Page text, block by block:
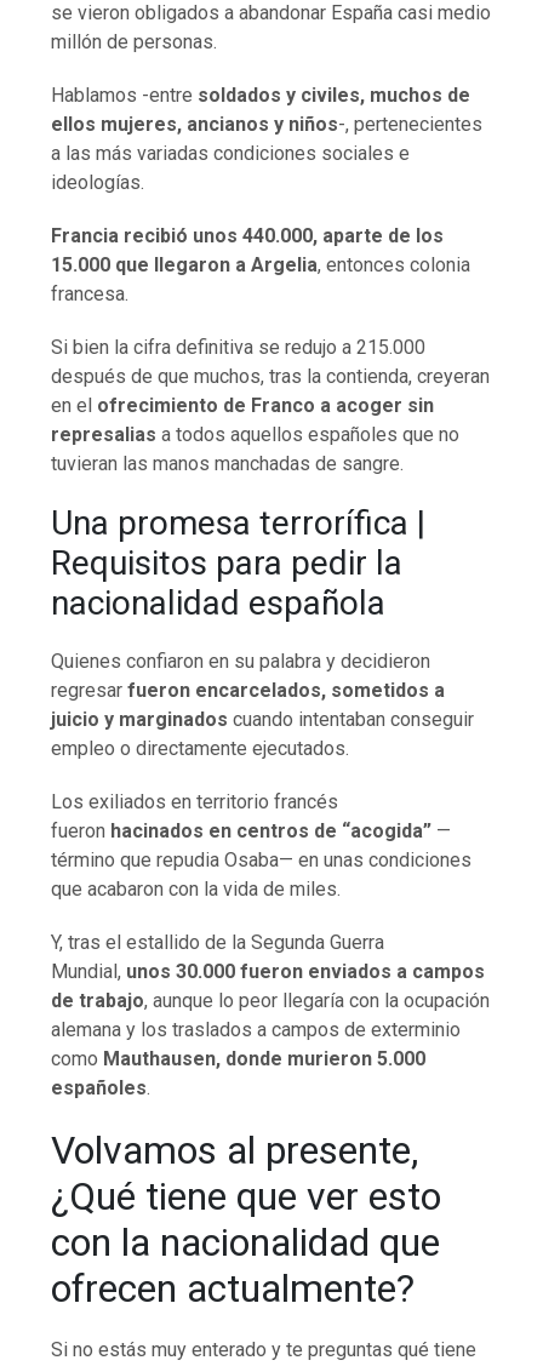
se vieron obligados a abandonar España casi medio
millón de personas.
Hablamos -entre soldados y civiles, muchos de
ellos mujeres, ancianos y niños-, pertenecientes
a las más variadas condiciones sociales e
ideologías.
Francia recibió unos 440.000, aparte de los
15.000 que llegaron a Argelia, entonces colonia
francesa.
Si bien la cifra definitiva se redujo a 215.000
después de que muchos, tras la contienda, creyeran
en el ofrecimiento de Franco a acoger sin
represalias a todos aquellos españoles que no
tuvieran las manos manchadas de sangre.
Una promesa terrorífica |
Requisitos para pedir la
nacionalidad española
Quienes confiaron en su palabra y decidieron
regresarfueron encarcelados, sometidos a
juicio y marginados cuando intentaban conseguir
empleo o directamente ejecutados.
Los exiliados en territorio francés
fueron hacinados en centros de “acogida” —
término que repudia Osaba— en unas condiciones
que acabaron con la vida de miles.
Y, tras el estallido de la Segunda Guerra
Mundial, unos 30.000 fueron enviados a campos
de trabajo, aunque lo peor llegaría con la ocupación
alemana y los traslados a campos de exterminio
como Mauthausen, donde murieron 5.000
españoles.
Volvamos al presente,
¿Qué tiene que ver esto
con la nacionalidad que
ofrecen actualmente?
Si no estás muy enterado y te preguntas qué tiene